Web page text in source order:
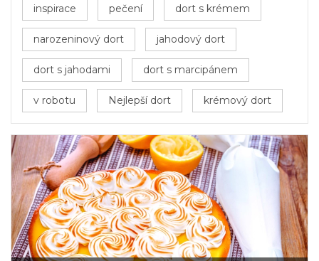
inspirace pečení dort s krémem
narozeninový dort jahodový dort
dort s jahodami dort s marcipánem
v robotu Nejlepší dort krémový dort